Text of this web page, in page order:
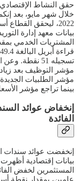
حقق النشاط الإقتصادي
خلال شهر مايو، بعد
بيانات معهد إدارة
تسجيله 51
بينما تراجع مؤشر الأسعار في مايو
إنخفاض عوائد
الفائدة
إنخفضت عوائد سندات
بيانات إقتصادية
المستثمرين لخفض